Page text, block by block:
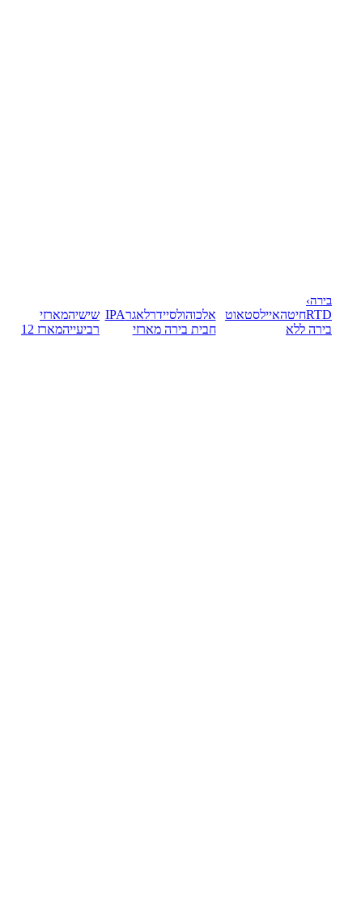
בירה›
RTDחיטהאיילסטאוט
בירה ללא
אלכוהולסיידרלאגרIPA
חבית בירהמארזי
שישיהמארזי
רביעייה
מארז 12